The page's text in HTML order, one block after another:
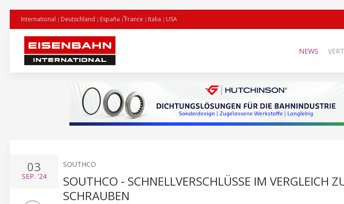
International Deutschland España France Italia USA
NEWS
03
SEP. '24
SOUTHCO
SOUTHCO - SCHNELLVERSCHLÜSSE IM VERGLEICH
SCHRAUBEN